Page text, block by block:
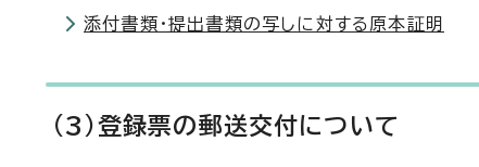
添付書類・提出書類の写しに対する原本証明
(3)登録票の郵送交付について